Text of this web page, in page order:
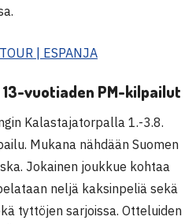
| ESPANJA
vuotiaden PM-kilpailut
Kalastajatorpalla 1.-3.8.
Mukana nähdään Suomen
Jokainen joukkue kohtaa
neljä kaksinpeliä sekä
tyttöjen sarjoissa. Otteluiden